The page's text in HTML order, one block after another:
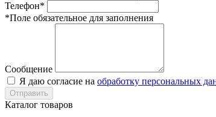
Телефон*
*Поле обязательное для заполнения
Сообщение
Я даю согласие на обработку персональных
Каталог товаров